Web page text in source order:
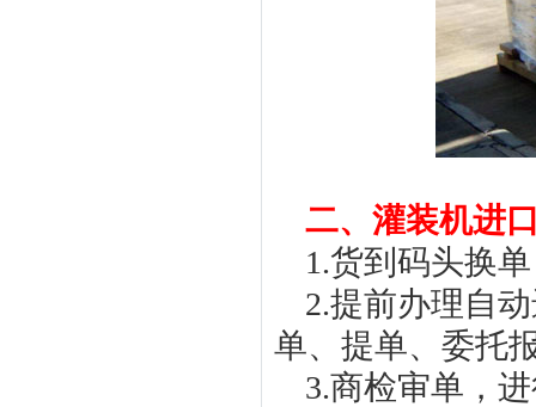
二、灌装机进
1.货到码头换
2.提前办理自
单、提单、委托
3.商检审单，